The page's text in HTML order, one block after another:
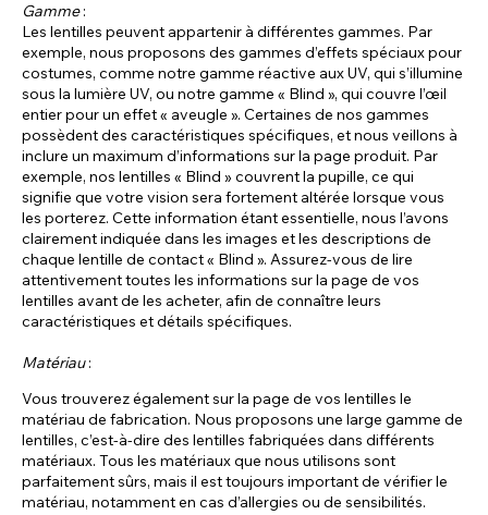
Gamme:
Les lentilles peuvent appartenir à différentes gammes. Par
exemple, nous proposons des gammes d’effets spéciaux pour
costumes, comme notre gamme réactive aux UV, qui s’illumine
sous la lumière UV, ou notre gamme « Blind », qui couvre l’œil
entier pour un effet « aveugle ». Certaines de nos gammes
possèdent des caractéristiques spécifiques, et nous veillons à
inclure un maximum d’informations sur la page produit. Par
exemple, nos lentilles « Blind » couvrent la pupille, ce qui
signifie que votre vision sera fortement altérée lorsque vous
les porterez. Cette information étant essentielle, nous l’avons
clairement indiquée dans les images et les descriptions de
chaque lentille de contact « Blind ». Assurez-vous de lire
attentivement toutes les informations sur la page de vos
lentilles avant de les acheter, afin de connaître leurs
caractéristiques et détails spécifiques.
Matériau:
Vous trouverez également sur la page de vos lentilles le
matériau de fabrication. Nous proposons une large gamme de
lentilles, c’est-à-dire des lentilles fabriquées dans différents
matériaux. Tous les matériaux que nous utilisons sont
parfaitement sûrs, mais il est toujours important de vérifier le
matériau, notamment en cas d’allergies ou de sensibilités.